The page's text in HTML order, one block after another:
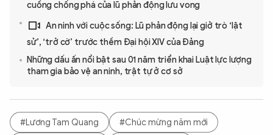
cuồng chống phá của lũ phản động lưu vong
An ninh với cuộc sống: Lũ phản động lại giở trò ‘lật
sử’, ‘trở cờ’ trước thềm Đại hội XIV của Đảng
Những dấu ấn nổi bật sau 01 năm triển khai Luật lực lượng
tham gia bảo vệ an ninh, trật tự ở cơ sở
#Lương Tam Quang
#Chúc mừng năm mới